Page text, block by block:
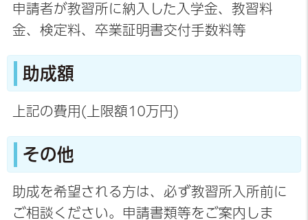
申請者が教習所に納入した入学金、教習料
金、検定料、卒業証明書交付手数料等
助成額
上記の費用(上限額10万円)
その他
助成を希望される方は、必ず教習所入所前に
ご相談ください。申請書類等をご案内しま